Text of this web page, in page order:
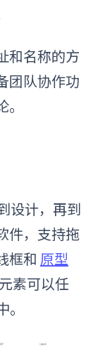
和名称的方
团队协作功
设计，再到
件，支持拖
框和 原型
素可以任